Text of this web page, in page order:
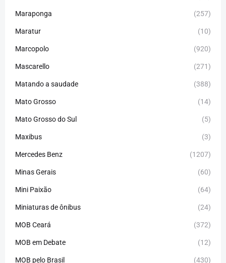
Maraponga (257)
Maratur (10)
Marcopolo (920)
Mascarello (271)
Matando a saudade (388)
Mato Grosso (14)
Mato Grosso do Sul (5)
Maxibus (3)
Mercedes Benz (1207)
Minas Gerais (60)
Mini Paixão (64)
Miniaturas de ônibus (24)
MOB Ceará (372)
MOB em Debate (12)
MOB pelo Brasil (430)